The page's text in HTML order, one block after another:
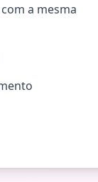
a mesma